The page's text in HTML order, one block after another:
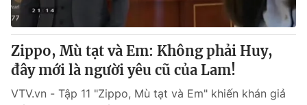
Zippo, Mù tạt và Em: Không phải Huy,
đây mới là người yêu cũ của Lam!
VTV.vn - Tập 11 "Zippo, Mù tạt và Em" khiến khán giả